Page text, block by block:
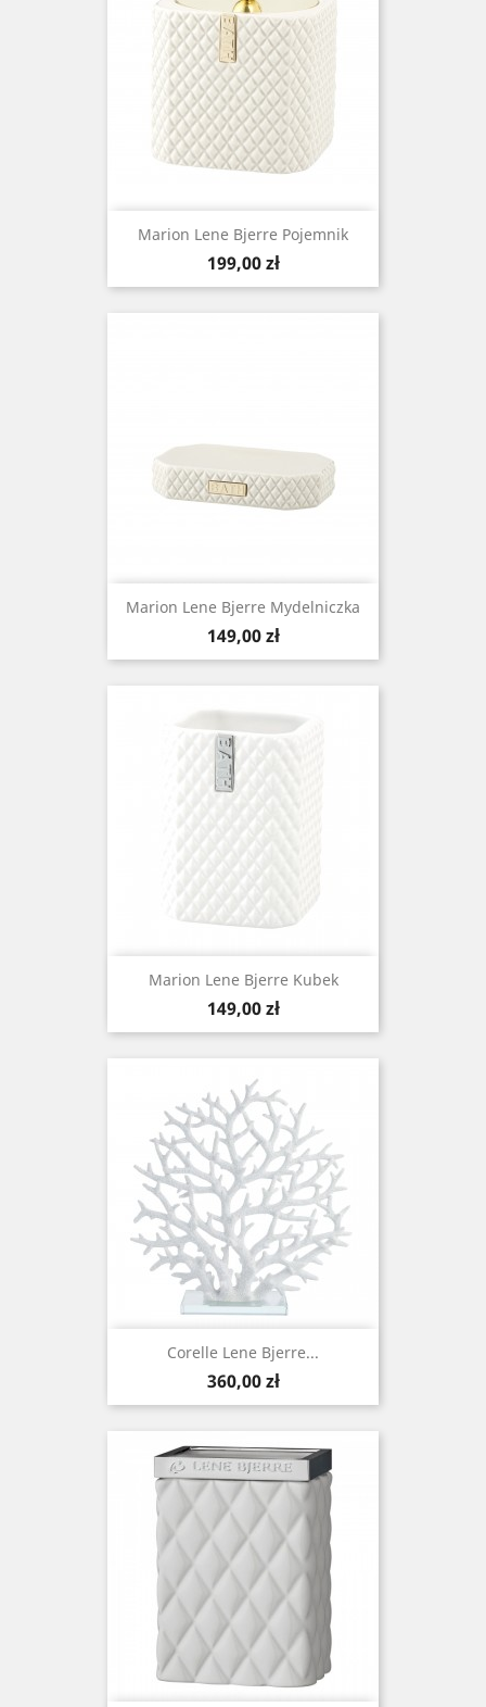
Marion Lene Bjerre Pojemnik
Cena
199,00 zł
Marion Lene Bjerre Mydelniczka
Cena
149,00 zł
Marion Lene Bjerre Kubek
Cena
149,00 zł
Corelle Lene Bjerre...
Cena
360,00 zł